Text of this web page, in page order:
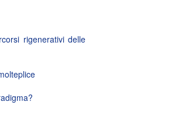
rigenerativi delle